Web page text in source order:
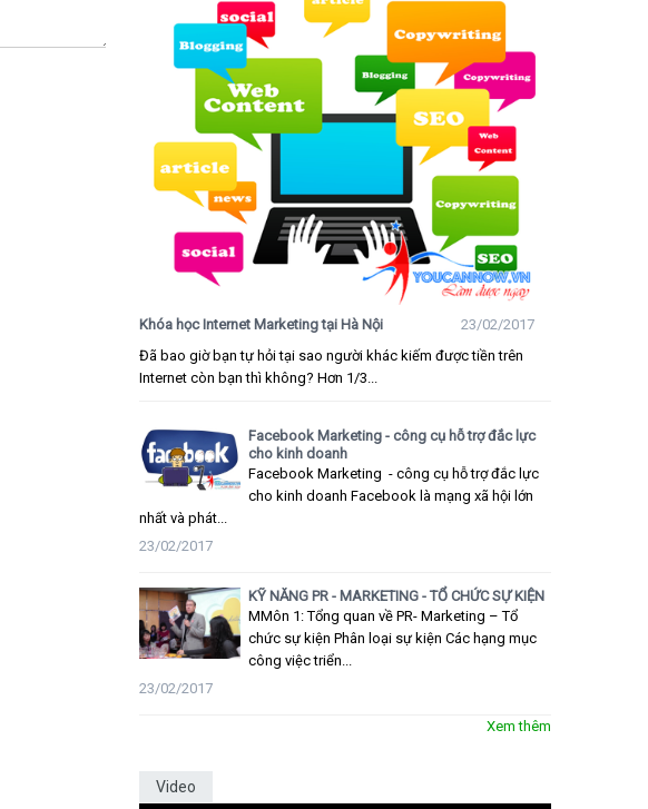
Khóa học Internet Marketing tại Hà Nội
23/02/2017
Đã bao giờ bạn tự hỏi tại sao người khác kiếm được tiền trên
Internet còn bạn thì không? Hơn 1/3...
Facebook Marketing - công cụ hỗ trợ đắc lực
cho kinh doanh
Facebook Marketing - công cụ hỗ trợ đắc lực
cho kinh doanh Facebook là mạng xã hội lớn
nhất và phát...
23/02/2017
KỸ NĂNG PR - MARKETING - TỔ CHỨC SỰ KIỆN
MMôn 1: Tổng quan về PR- Marketing – Tổ
chức sự kiện Phân loại sự kiện Các hạng mục
công việc triển...
23/02/2017
Xem thêm
Video